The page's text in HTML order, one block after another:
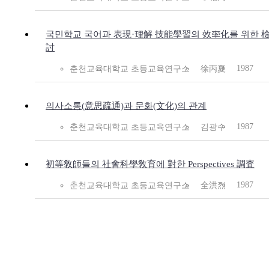
국민학교 국어과 表現·理解 技能學習의 效率化를 위한
討
춘천교육대학교 초등교육연구소 徐丙夏 1987
의사소통(意思疏通)과 문화(文化)의 관계
춘천교육대학교 초등교육연구소 김광수 1987
初等敎師들의 社會科學敎育에 對한 Perspectives 調査
춘천교육대학교 초등교육연구소 全洪烈 1987